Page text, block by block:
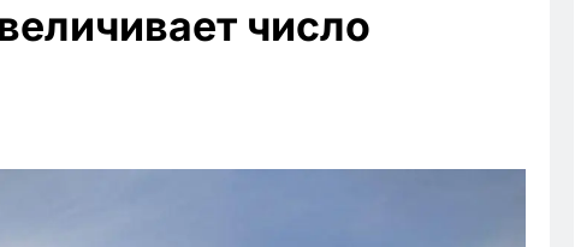
число